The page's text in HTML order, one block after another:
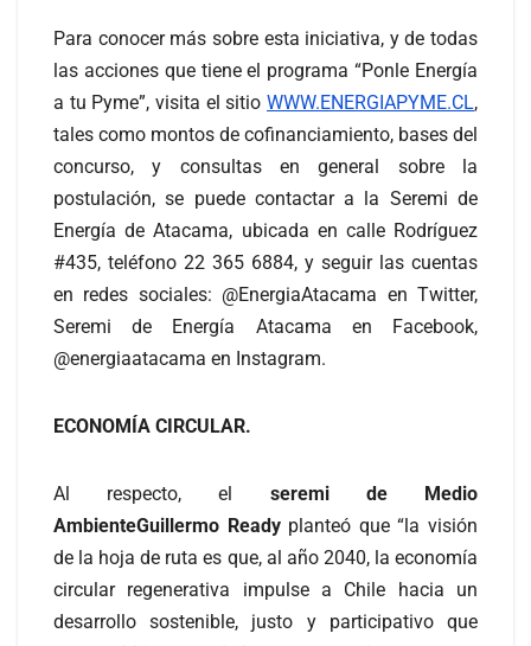
Para conocer más sobre esta iniciativa, y de todas
las acciones que tiene el programa “Ponle Energía
a tu Pyme”, visita el sitio WWW.ENERGIAPYME.CL,
tales como montos de cofinanciamiento, bases del
concurso, y consultas en general sobre la
postulación, se puede contactar a la Seremi de
Energía de Atacama, ubicada en calle Rodríguez
#435, teléfono 22 365 6884, y seguir las cuentas
en redes sociales: @EnergiaAtacama en Twitter,
Seremi de Energía Atacama en Facebook,
@energiaatacama en Instagram.
ECONOMÍA CIRCULAR.
Al respecto, el seremi de Medio
AmbienteGuillermo Readyplanteó que “la visión
de la hoja de ruta es que, al año 2040, la economía
circular regenerativa impulse a Chile hacia un
desarrollo sostenible, justo y participativo que